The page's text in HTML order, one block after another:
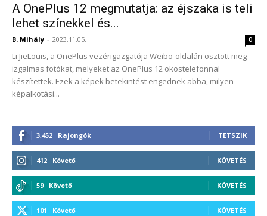
A OnePlus 12 megmutatja: az éjszaka is teli
lehet színekkel és...
B. Mihály - 2023.11.05. 0
Li JieLouis, a OnePlus vezérigazgatója Weibo-oldalán osztott meg
izgalmas fotókat, melyeket az OnePlus 12 okostelefonnal
készítettek. Ezek a képek betekintést engednek abba, milyen
képalkotási...
3,452 Rajongók TETSZIK
412 Követő KÖVETÉS
59 Követő KÖVETÉS
101 Követő KÖVETÉS